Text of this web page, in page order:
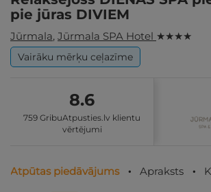
pie jūras DIVIEM
Jūrmala, Jūrmala SPA Hotel ★ ★ ★ ★
Vairāku mērķu ceļazīme
8.6
759 GribuAtpusties.lv klientu
vērtējumi
Atpūtas piedāvājums Apraksts